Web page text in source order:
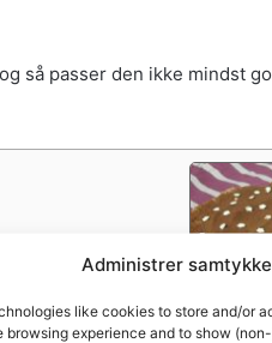
Administrer
like cookies to store and/or
browsing experience and to show
så passer den ikke mindst